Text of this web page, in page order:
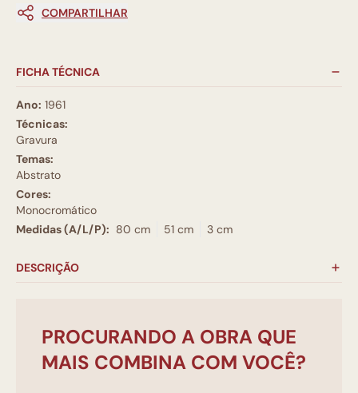
COMPARTILHAR
FICHA TÉCNICA
Ano: 1961
Técnicas:
Gravura
Temas:
Abstrato
Cores:
Monocromático
Medidas (A/L/P): 80 cm 51 cm 3 cm
DESCRIÇÃO
PROCURANDO A OBRA QUE
MAIS COMBINA COM VOCÊ?